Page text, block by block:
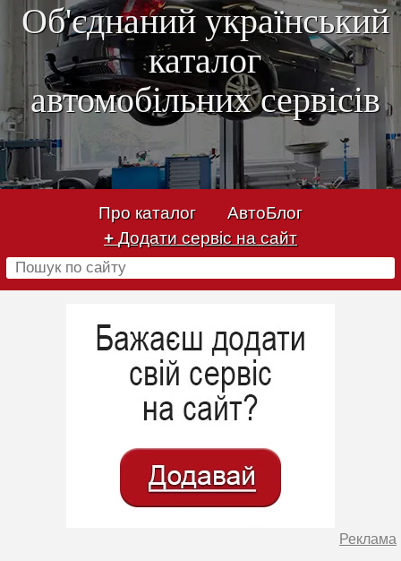
Об'єднаний український
каталог
автомобільних сервісів
Про каталог
АвтоБлог
+ Додати сервіс на сайт
Реклама